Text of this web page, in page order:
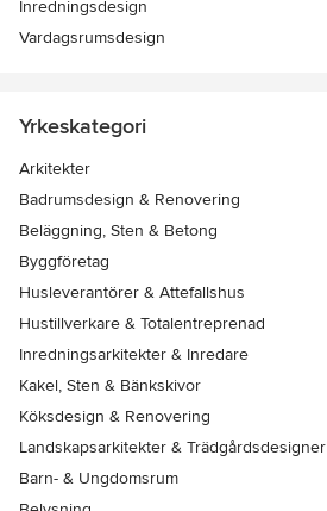
Inredningsdesign
Vardagsrumsdesign
Yrkeskategori
Arkitekter
Badrumsdesign & Renovering
Beläggning, Sten & Betong
Byggföretag
Husleverantörer & Attefallshus
Hustillverkare & Totalentreprenad
Inredningsarkitekter & Inredare
Kakel, Sten & Bänkskivor
Köksdesign & Renovering
Landskapsarkitekter & Trädgårdsdesigner
Barn- & Ungdomsrum